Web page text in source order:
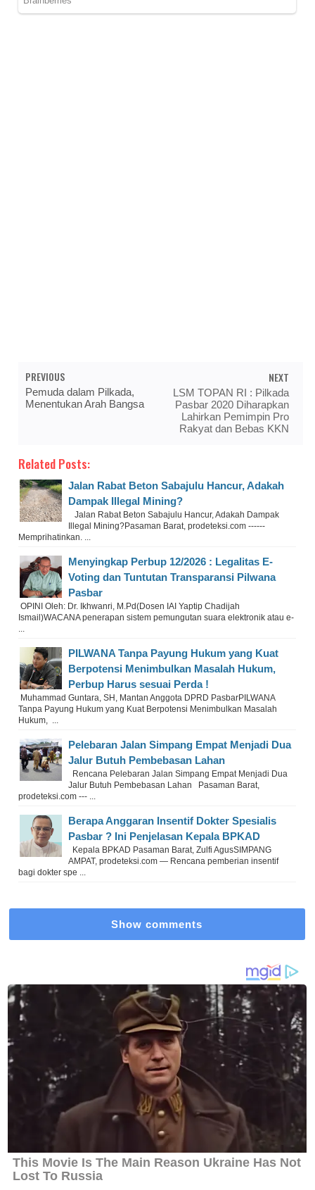
PREVIOUS
Pemuda dalam Pilkada,
Menentukan Arah Bangsa
NEXT
LSM TOPAN RI : Pilkada
Pasbar 2020 Diharapkan
Lahirkan Pemimpin Pro
Rakyat dan Bebas KKN
Related Posts:
Jalan Rabat Beton Sabajulu Hancur, Adakah
Dampak Illegal Mining?
Jalan Rabat Beton Sabajulu Hancur, Adakah Dampak
Illegal Mining?Pasaman Barat, prodeteksi.com ------
Memprihatinkan. ...
Menyingkap Perbup 12/2026 : Legalitas E-
Voting dan Tuntutan Transparansi Pilwana
Pasbar
OPINI Oleh: Dr. Ikhwanri, M.Pd(Dosen IAI Yaptip Chadijah
Ismail)WACANA penerapan sistem pemungutan suara elektronik atau e-
...
PILWANA Tanpa Payung Hukum yang Kuat
Berpotensi Menimbulkan Masalah Hukum,
Perbup Harus sesuai Perda !
Muhammad Guntara, SH, Mantan Anggota DPRD PasbarPILWANA
Tanpa Payung Hukum yang Kuat Berpotensi Menimbulkan Masalah
Hukum, ...
Pelebaran Jalan Simpang Empat Menjadi Dua
Jalur Butuh Pembebasan Lahan
Rencana Pelebaran Jalan Simpang Empat Menjadi Dua
Jalur Butuh Pembebasan Lahan Pasaman Barat,
prodeteksi.com --- ...
Berapa Anggaran Insentif Dokter Spesialis
Pasbar ? Ini Penjelasan Kepala BPKAD
Kepala BPKAD Pasaman Barat, Zulfi AgusSIMPANG
AMPAT, prodeteksi.com — Rencana pemberian insentif
bagi dokter spe ...
Show comments